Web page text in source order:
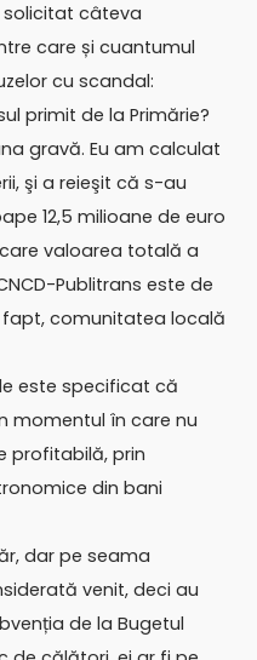
solicitat câteva
care și cuantumul
cu scandal:
primit de la Primărie?
gravă. Eu am calculat
şi a reieşit că s-au
12,5 milioane de euro
valoarea totală a
Publitrans este de
fapt, comunitatea locală
este specificat că
momentul în care nu
profitabilă, prin
din bani
dar pe seama
venit, deci au
de la Bugetul